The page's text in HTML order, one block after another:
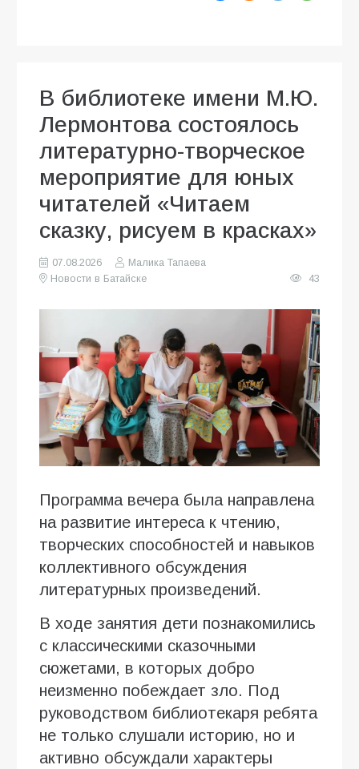
В библиотеке имени М.Ю.
Лермонтова состоялось
литературно-творческое
мероприятие для юных
читателей «Читаем
сказку, рисуем в красках»
07.08.2026
Малика Тапаева
Новости в Батайске
43
Программа вечера была направлена
на развитие интереса к чтению,
творческих способностей и навыков
коллективного обсуждения
литературных произведений.
В ходе занятия дети познакомились
с классическими сказочными
сюжетами, в которых добро
неизменно побеждает зло. Под
руководством библиотекаря ребята
не только слушали историю, но и
активно обсуждали характеры